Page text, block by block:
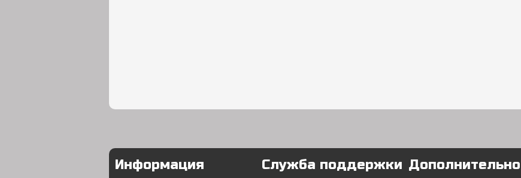
Информация Служба поддержки Дополнительно